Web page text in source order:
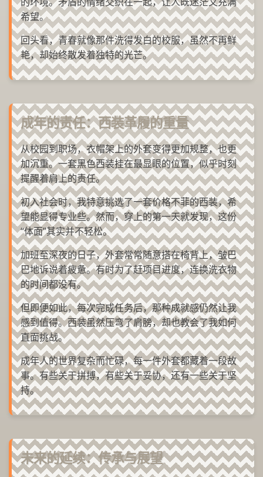
希望。
回头看，青春就像那件洗得发白的校服，虽然不再鲜
艳，却始终散发着独特的光芒。
成年的责任：西装革履的重量
从校园到职场，衣帽架上的外套变得更加规整，也更
加沉重。一套黑色西装挂在最显眼的位置，似乎时刻
提醒着肩上的责任。
初入社会时，我特意挑选了一套价格不菲的西装，希
望能显得专业些。然而，穿上的第一天就发现，这份
“体面”其实并不轻松。
加班至深夜的日子，外套常常随意搭在椅背上，皱巴
巴地诉说着疲惫。有时为了赶项目进度，连换洗衣物
的时间都没有。
但即便如此，每次完成任务后，那种成就感仍然让我
感到值得。西装虽然压弯了肩膀，却也教会了我如何
直面挑战。
成年人的世界复杂而忙碌，每一件外套都藏着一段故
事。有些关于拼搏，有些关于妥协，还有一些关于坚
持。
未来的延续：传承与展望